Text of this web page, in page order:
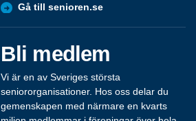
Gå till senioren.se
Bli medlem
Vi är en av Sveriges största
seniororganisationer. Hos oss delar du
gemenskapen med närmare en kvarts